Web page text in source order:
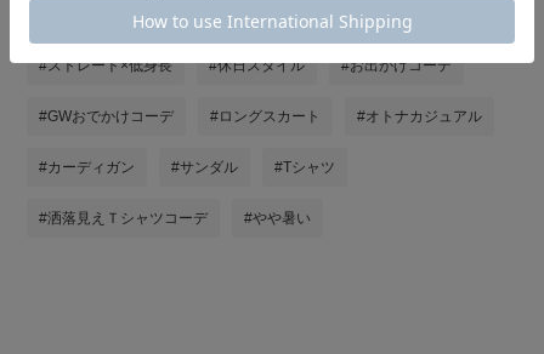
#骨格ストレート #st2604
#ストレート×低身長 #休日スタイル #お出かけコーデ
#GWおでかけコーデ #ロングスカート #オトナカジュアル
#カーディガン #サンダル #Tシャツ
#洒落見えＴシャツコーデ #やや暑い